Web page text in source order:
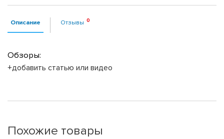
Описание Отзывы
Обзоры:
+добавить статью или видео
Похожие товары